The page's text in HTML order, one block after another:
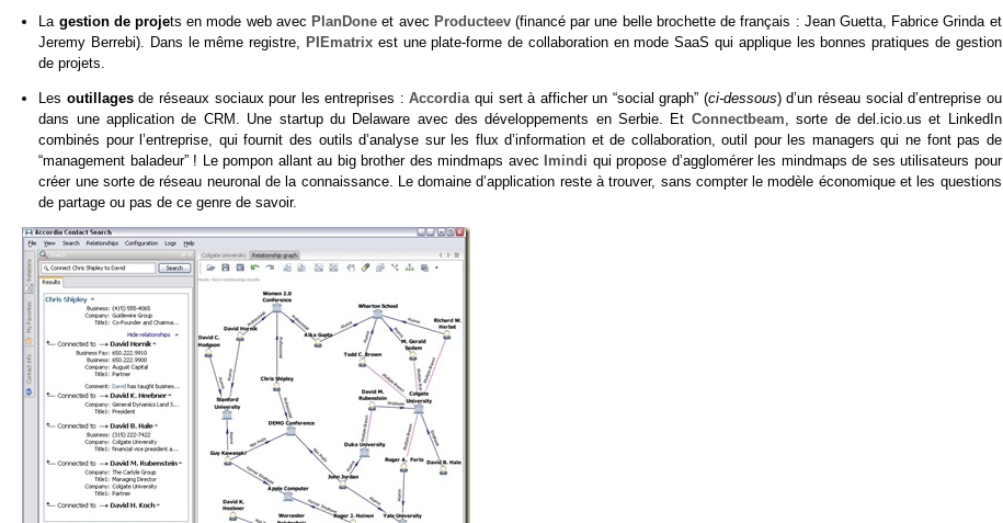
La gestion de projets en mode web avec PlanDone et avec Producteev(financé par une belle brochette de français : Jean Guetta, Fabrice Grinda et
Jeremy Berrebi). Dans le même registre, PIEmatrix est une plate-forme de collaboration en mode SaaS qui applique les bonnes pratiques de gestion
de projets.
Les outillagesde réseaux sociaux pour les entreprises :Accordia qui sert à afficher un “social graph” (ci-dessous) d’un réseau social d’entreprise ou
dans une application de CRM. Une startup du Delaware avec des développements en Serbie. Et Connectbeam , sorte de del.icio.us et LinkedIn
combinés pour l’entreprise, qui fournit des outils d’analyse sur les flux d’information et de collaboration, outil pour les managers qui ne font pas de
“management baladeur” ! Le pompon allant au big brother des mindmaps avec
Imindi qui propose d’agglomérer les mindmaps de ses utilisateurs pour
créer une sorte de réseau neuronal de la connaissance. Le domaine d’application reste à trouver, sans compter le modèle économique et les questions
de partage ou pas de ce genre de savoir.